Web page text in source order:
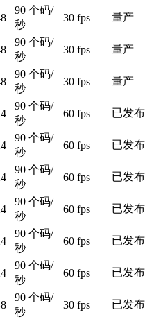
90 个码/
秒
30 fps 量产
90 个码/
秒
30 fps 量产
90 个码/
秒
30 fps 量产
90 个码/
秒
60 fps 已发布
90 个码/
秒
60 fps 已发布
90 个码/
秒
60 fps 已发布
90 个码/
秒
60 fps 已发布
90 个码/
秒
60 fps 已发布
90 个码/
秒
60 fps 已发布
90 个码/
秒
30 fps 已发布